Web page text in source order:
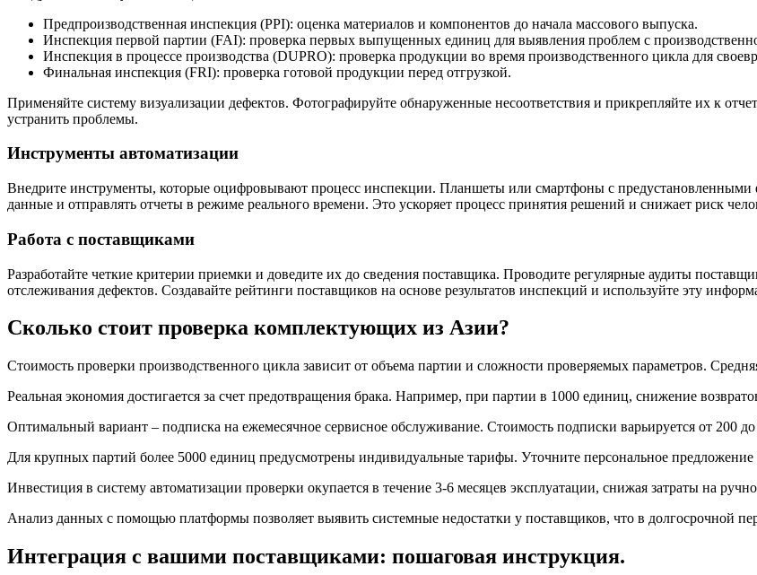
Предпроизводственная инспекция (PPI): оценка материалов и компонентов до начала массового выпуска.
Инспекция первой партии (FAI): проверка первых выпущенных единиц для выявления проблем с
Инспекция в процессе производства (DUPRO): проверка продукции во время производственного цикла для
Финальная инспекция (FRI): проверка готовой продукции перед отгрузкой.
Применяйте систему визуализации дефектов. Фотографируйте обнаруженные несоответствия и прикрепляйте их к
устранить проблемы.
Инструменты автоматизации
Внедрите инструменты, которые оцифровывают процесс инспекции. Планшеты или смартфоны с предустановленными
данные и отправлять отчеты в режиме реального времени. Это ускоряет процесс принятия решений и снижает риск
Работа с поставщиками
Разработайте четкие критерии приемки и доведите их до сведения поставщика. Проводите регулярные аудиты
отслеживания дефектов. Создавайте рейтинги поставщиков на основе результатов инспекций и используйте эту
Сколько стоит проверка комплектующих из Азии?
Стоимость проверки производственного цикла зависит от объема партии и сложности проверяемых параметров.
Реальная экономия достигается за счет предотвращения брака. Например, при партии в 1000 единиц, снижение
Оптимальный вариант – подписка на ежемесячное сервисное обслуживание. Стоимость подписки варьируется от 200
Для крупных партий более 5000 единиц предусмотрены индивидуальные тарифы. Уточните персональное
Инвестиция в систему автоматизации проверки окупается в течение 3-6 месяцев эксплуатации, снижая затраты на
Анализ данных с помощью платформы позволяет выявить системные недостатки у поставщиков, что в долгосрочной
Интеграция с вашими поставщиками: пошаговая инструкция.